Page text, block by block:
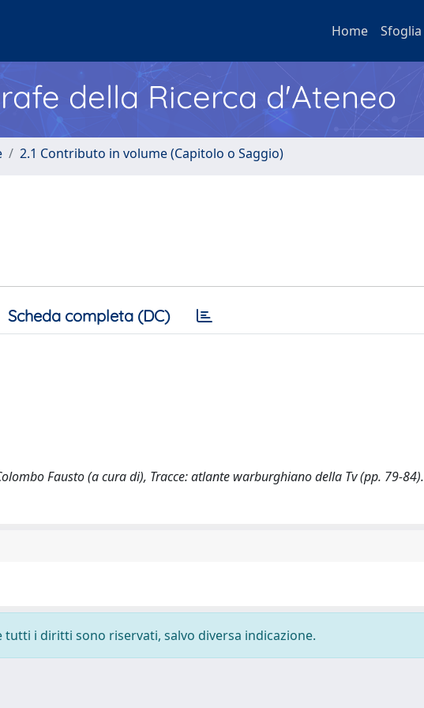
Home Sfoglia
della Ricerca d'Ateneo
2.1 Contributo in volume (Capitolo o Saggio)
Scheda completa (DC)
Fausto (a cura di), Tracce: atlante warburghiano della Tv (pp. 79-84).
i diritti sono riservati, salvo diversa indicazione.